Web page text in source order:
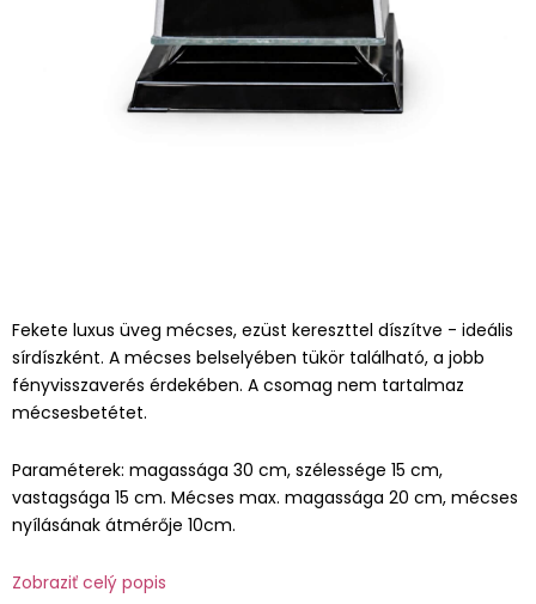
Fekete luxus üveg mécses, ezüst kereszttel díszítve - ideális
sírdíszként. A mécses belselyében tükör található, a jobb
fényvisszaverés érdekében. A csomag nem tartalmaz
mécsesbetétet.
Paraméterek: magassága 30 cm, szélessége 15 cm,
vastagsága 15 cm. Mécses max. magassága 20 cm, mécses
nyílásának átmérője 10cm.
Zobraziť celý popis